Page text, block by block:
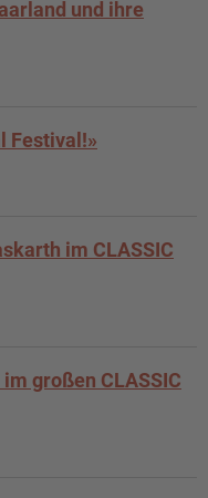
und ihre
Festival!»
im CLASSIC
großen CLASSIC